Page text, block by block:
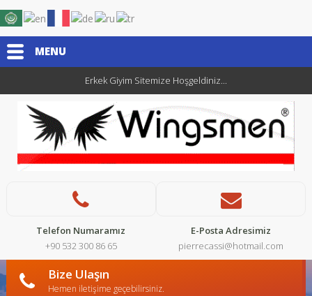
MENU
Erkek Giyim Sitemize Hoşgeldiniz...
Telefon Numaramız
+90 532 300 86 65
E-Posta Adresimiz
pierrecassi@hotmail.com
Bize Ulaşın
Hemen iletişime geçebilirsiniz.